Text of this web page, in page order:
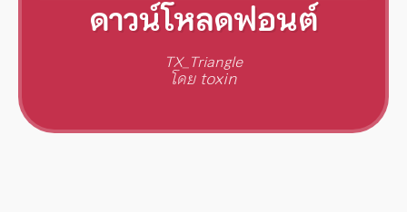
ดาวน์โหลดฟอนต์
TX_Triangle
โดย toxin